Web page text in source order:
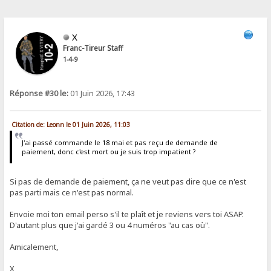
X
Franc-Tireur Staff
1-4-9
Réponse #30 le: 01 Juin 2026, 17:43
Citation de: Leonn le 01 Juin 2026, 11:03
J'ai passé commande le 18 mai et pas reçu de demande de
paiement, donc c'est mort ou je suis trop impatient ?
Si pas de demande de paiement, ça ne veut pas dire que ce n'est
pas parti mais ce n'est pas normal.
Envoie moi ton email perso s'il te plaît et je reviens vers toi ASAP.
D'autant plus que j'ai gardé 3 ou 4 numéros "au cas où".
Amicalement,
X